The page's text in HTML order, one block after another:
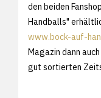
den beiden
Handballs"
www.bock-auf-
Magazin dann
gut sortierten